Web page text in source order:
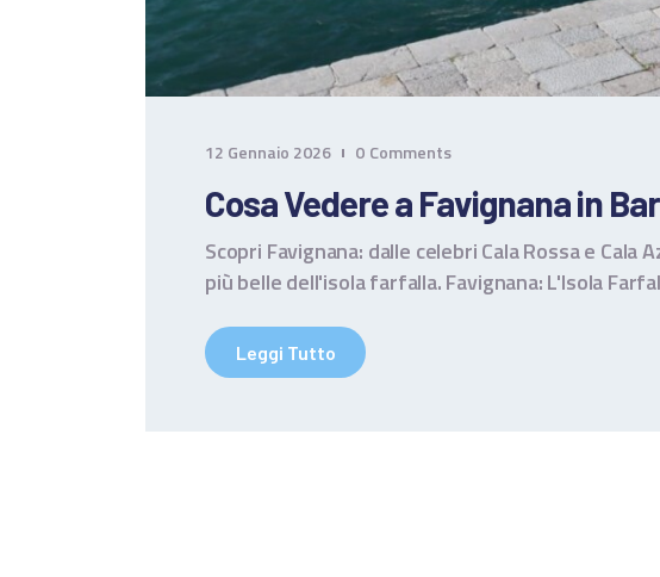
12 Gennaio 2026 0 Comments
Cosa Vedere a Favignana in
Scopri Favignana: dalle celebri Cala Rossa e
più belle dell'isola farfalla. Favignana: L'Isola
Leggi Tutto